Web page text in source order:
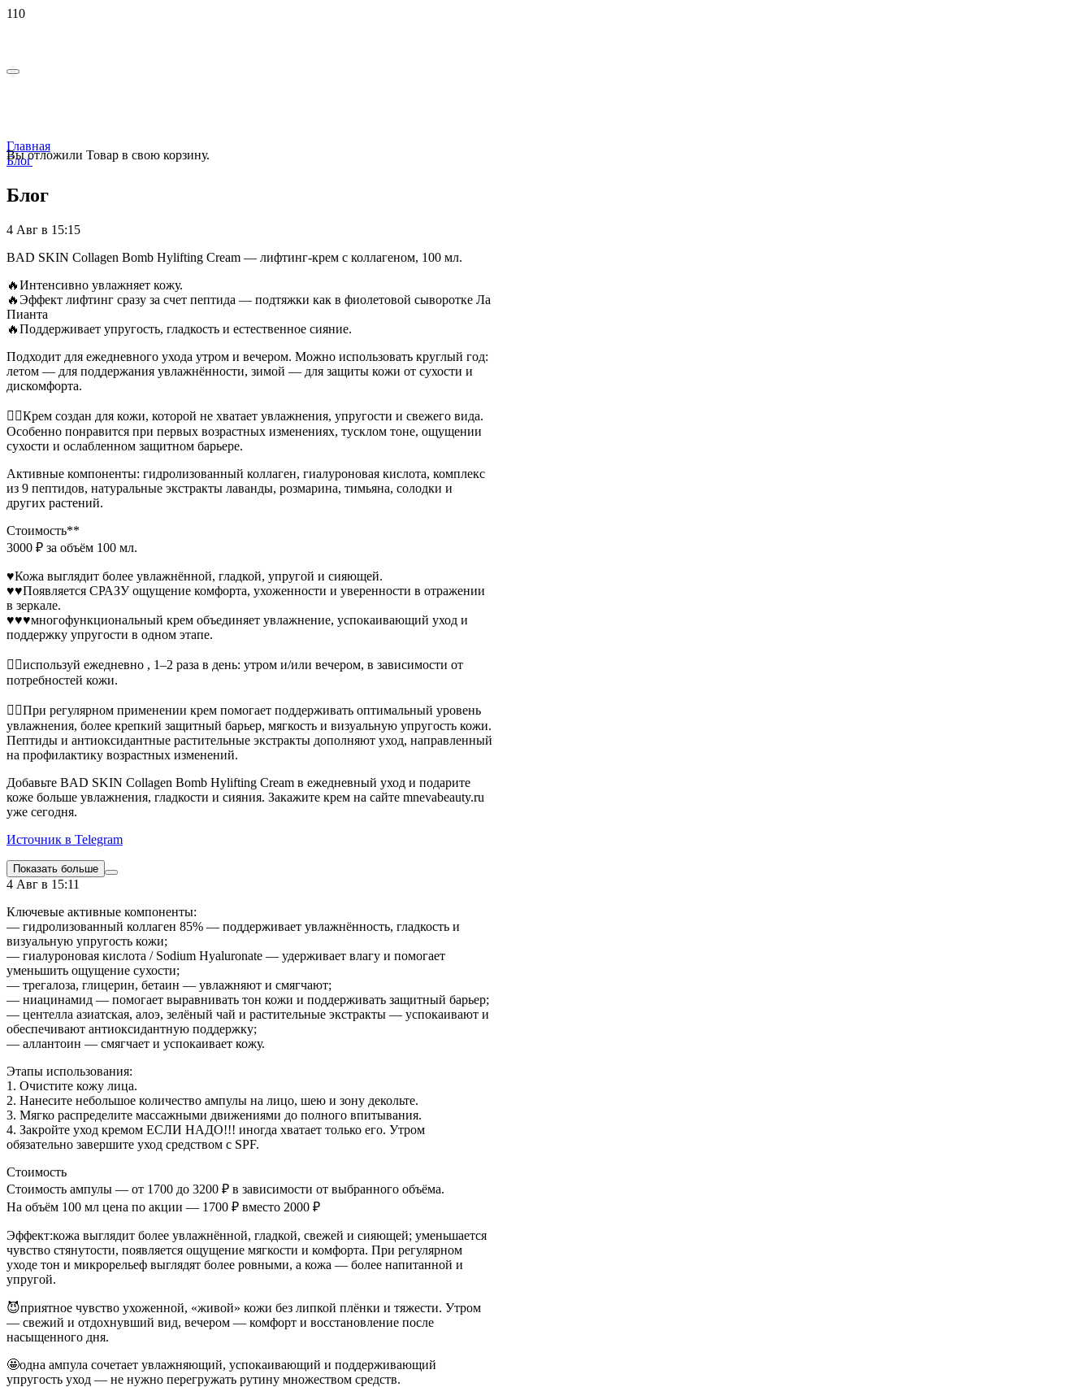
Вы отложили Товар в свою корзину.
Главная
Блог
Блог
4 Авг в 15:15
BAD SKIN Collagen Bomb Hylifting Cream — лифтинг-крем с коллагеном, 100 мл.
🔥Интенсивно увлажняет кожу.
🔥Эффект лифтинг сразу за счет пептида — подтяжки как в фиолетовой сыворотке Ла
Пианта
🔥Поддерживает упругость, гладкость и естественное сияние.
Подходит для ежедневного ухода утром и вечером. Можно использовать круглый год:
летом — для поддержания увлажнённости, зимой — для защиты кожи от сухости и
дискомфорта.
☝🏽Крем создан для кожи, которой не хватает увлажнения, упругости и свежего вида.
Особенно понравится при первых возрастных изменениях, тусклом тоне, ощущении
сухости и ослабленном защитном барьере.
Активные компоненты: гидролизованный коллаген, гиалуроновая кислота, комплекс
из 9 пептидов, натуральные экстракты лаванды, розмарина, тимьяна, солодки и
других растений.
Стоимость**
3000 ₽ за объём 100 мл.
♥️Кожа выглядит более увлажнённой, гладкой, упругой и сияющей.
♥️♥️Появляется СРАЗУ ощущение комфорта, ухоженности и уверенности в отражении
в зеркале.
♥️♥️♥️многофункциональный крем объединяет увлажнение, успокаивающий уход и
поддержку упругости в одном этапе.
☝🏽используй ежедневно , 1–2 раза в день: утром и/или вечером, в зависимости от
потребностей кожи.
☝🏽При регулярном применении крем помогает поддерживать оптимальный уровень
увлажнения, более крепкий защитный барьер, мягкость и визуальную упругость кожи.
Пептиды и антиоксидантные растительные экстракты дополняют уход, направленный
на профилактику возрастных изменений.
Добавьте BAD SKIN Collagen Bomb Hylifting Cream в ежедневный уход и подарите
коже больше увлажнения, гладкости и сияния. Закажите крем на сайте mnevabeauty.ru
уже сегодня.
Источник в Telegram
Показать больше
4 Авг в 15:11
Ключевые активные компоненты:
— гидролизованный коллаген 85% — поддерживает увлажнённость, гладкость и
визуальную упругость кожи;
— гиалуроновая кислота / Sodium Hyaluronate — удерживает влагу и помогает
уменьшить ощущение сухости;
— трегалоза, глицерин, бетаин — увлажняют и смягчают;
— ниацинамид — помогает выравнивать тон кожи и поддерживать защитный барьер;
— центелла азиатская, алоэ, зелёный чай и растительные экстракты — успокаивают и
обеспечивают антиоксидантную поддержку;
— аллантоин — смягчает и успокаивает кожу.
Этапы использования:
1. Очистите кожу лица.
2. Нанесите небольшое количество ампулы на лицо, шею и зону декольте.
3. Мягко распределите массажными движениями до полного впитывания.
4. Закройте уход кремом ЕСЛИ НАДО!!! иногда хватает только его. Утром
обязательно завершите уход средством с SPF.
Стоимость
Стоимость ампулы — от 1700 до 3200 ₽ в зависимости от выбранного объёма.
На объём 100 мл цена по акции — 1700 ₽ вместо 2000 ₽
Эффект:кожа выглядит более увлажнённой, гладкой, свежей и сияющей; уменьшается
чувство стянутости, появляется ощущение мягкости и комфорта. При регулярном
уходе тон и микрорельеф выглядят более ровными, а кожа — более напитанной и
упругой.
😈приятное чувство ухоженной, «живой» кожи без липкой плёнки и тяжести. Утром
— свежий и отдохнувший вид, вечером — комфорт и восстановление после
насыщенного дня.
🤩одна ампула сочетает увлажняющий, успокаивающий и поддерживающий
упругость уход — не нужно перегружать рутину множеством средств.